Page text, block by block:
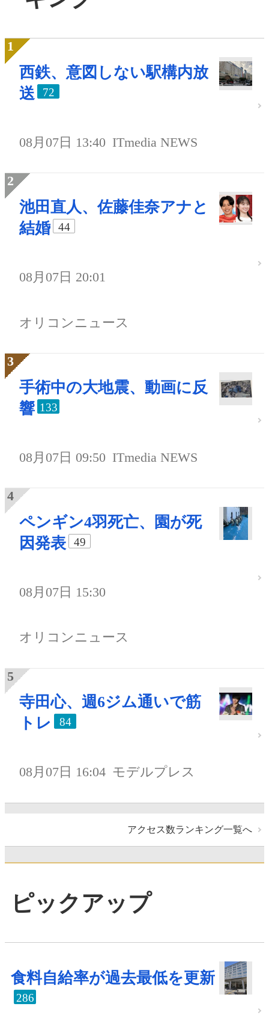
西鉄、意図しない駅構内放
送
72
08月07日 13:40 ITmedia NEWS
池田直人、佐藤佳奈アナと
結婚
44
08月07日 20:01
オリコンニュース
手術中の大地震、動画に反
響 133
08月07日 09:50 ITmedia NEWS
ペンギン4羽死亡、園が死
因発表
49
08月07日 15:30
オリコンニュース
寺田心、週6ジム通いで筋
トレ
84
08月07日 16:04 モデルプレス
アクセス数ランキング一覧へ
ピックアップ
食料自給率が過去最低を更新
286